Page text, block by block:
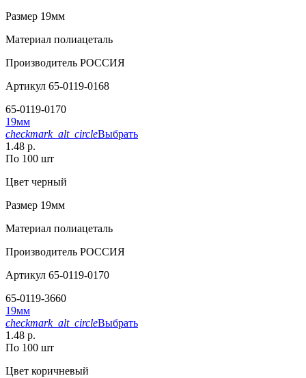
Размер 19мм
Материал полиацеталь
Производитель РОССИЯ
Артикул 65-0119-0168
65-0119-0170
19мм
checkmark_alt_circleВыбрать
1.48 р.
По 100 шт
Цвет черный
Размер 19мм
Материал полиацеталь
Производитель РОССИЯ
Артикул 65-0119-0170
65-0119-3660
19мм
checkmark_alt_circleВыбрать
1.48 р.
По 100 шт
Цвет коричневый